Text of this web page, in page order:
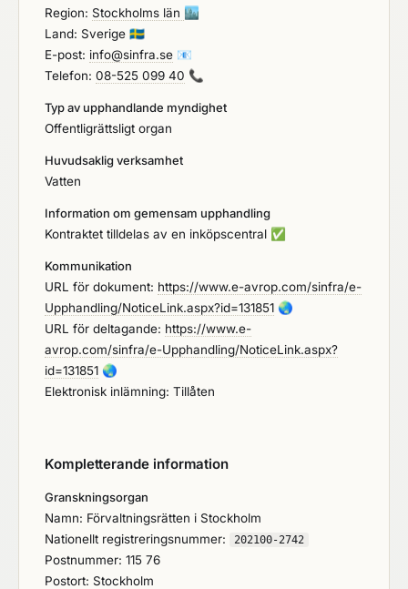
Region: Stockholms län 🏙️
Land: Sverige 🇸🇪
E-post: info@sinfra.se 📧
Telefon: 08-525 099 40 📞
Typ av upphandlande myndighet
Offentligrättsligt organ
Huvudsaklig verksamhet
Vatten
Information om gemensam upphandling
Kontraktet tilldelas av en inköpscentral ✅
Kommunikation
URL för dokument: https://www.e-avrop.com/sinfra/e-
Upphandling/NoticeLink.aspx?id=131851 🌏
URL för deltagande: https://www.e-
avrop.com/sinfra/e-Upphandling/NoticeLink.aspx?
id=131851 🌏
Elektronisk inlämning: Tillåten
Kompletterande information
Granskningsorgan
Namn: Förvaltningsrätten i Stockholm
Nationellt registreringsnummer:
202100-2742
Postnummer: 115 76
Postort: Stockholm